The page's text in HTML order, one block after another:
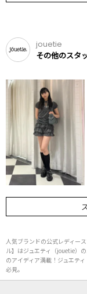
jouetie
その他のスタ
人気ブランドの公式レディー
ル】はジュエティ（jouetie）
のアイディア満載！ジュエテ
必見。